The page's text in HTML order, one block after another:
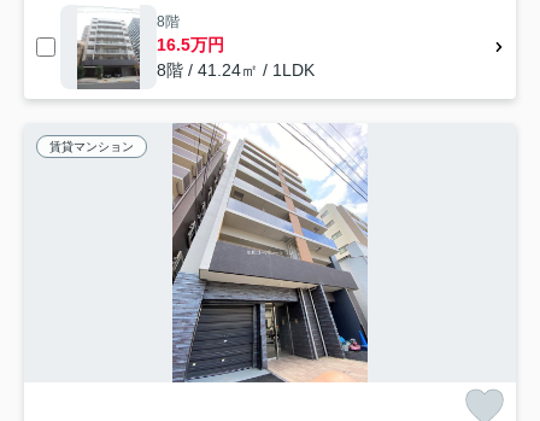
8階
16.5万円
8階 / 41.24㎡ / 1LDK
賃貸マンション